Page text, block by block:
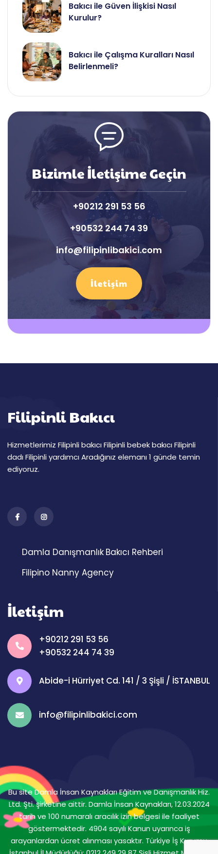
Bakıcı ile Güven İlişkisi Nasıl
Kurulur?
Bakıcı ile Çalışma Kuralları Nasıl
Belirlenmeli?
Bizimle İletişime Geçin
+90212 291 53 56
+90532 244 74 39
info@filipinlibakici.com
İletişim
Filipinli Bakıcı
Hizmetlerimiz Filipinli bakıcı Filipinli bebek bakıcı Filipinli
dadı Filipinli yardımcı Aradığınız elemanı 1 günde temin
ediyoruz.
Damla Danışmanlık Bakıcı Rehberi
Filipino Nanny Agency
İletişim
+90212 291 53 56
+90532 244 74 39
Abide-i Hürriyet Cd. 141 / 3 Şişli / İSTANBUL
info@filipinlibakici.com
Bu site Damla İnsan Kaynakları Eğitim ve Danışmanlık Hiz.
Ltd. Şti. şirketine aittir. Damla İnsan Kaynakları, 12.03.2024
tarih ve 100 numaralı aracılık izin belgesi ile faaliyet
göstermektedir. 4904 sayılı Kanun uyarınca iş
arayanlardan ücret alınması yasaktır. Türkiye İş Kurumu